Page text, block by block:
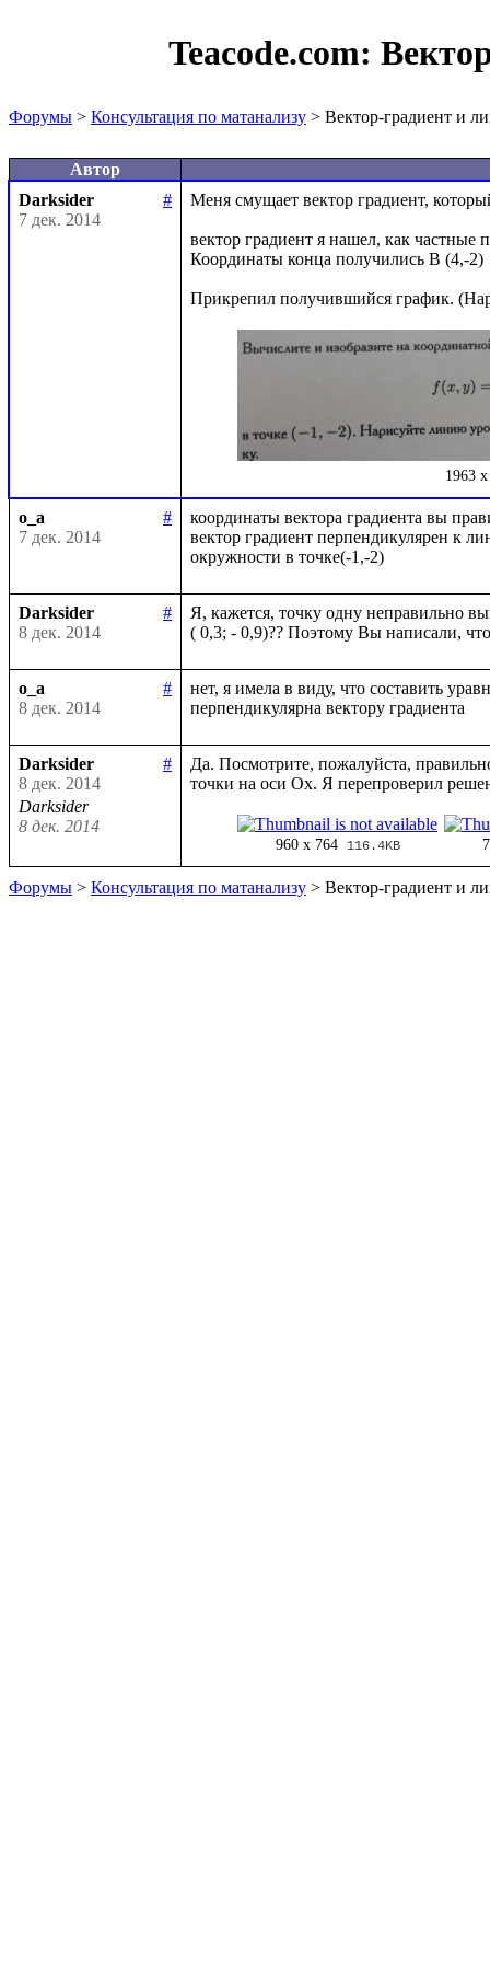
Teacode.com:
Форумы > Консультация по матанализу > Вектор-градиент и
Автор
Darksider
#
7 дек. 2014
Меня смущает вектор градиент,
вектор градиент я нашел, как частные
Координаты конца получились B (4,-2)
1963
o_a
#
7 дек. 2014
координаты вектора градиента вы
вектор градиент перпендикулярен к
Darksider
#
8 дек. 2014
Я, кажется, точку одну неправильно
o_a
#
8 дек. 2014
нет, я имела в виду, что составить
Darksider
#
8 дек. 2014
Darksider
8 дек. 2014
Да. Посмотрите, пожалуйста,
960 x 764 116.4KB
Форумы > Консультация по матанализу > Вектор-градиент и